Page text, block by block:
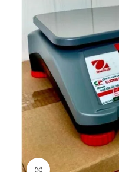
Click to enlarge